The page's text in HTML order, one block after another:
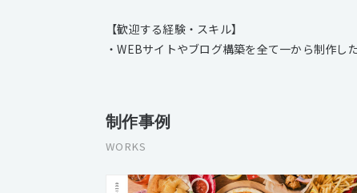
【歓迎する経験・スキル】
・WEBサイトやブログ構築を全て一から制作し
制作事例
WORKS